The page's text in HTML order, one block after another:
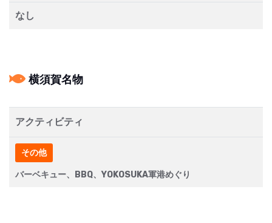
なし
横須賀名物
アクティビティ
その他
バーベキュー、BBQ、YOKOSUKA軍港めぐり